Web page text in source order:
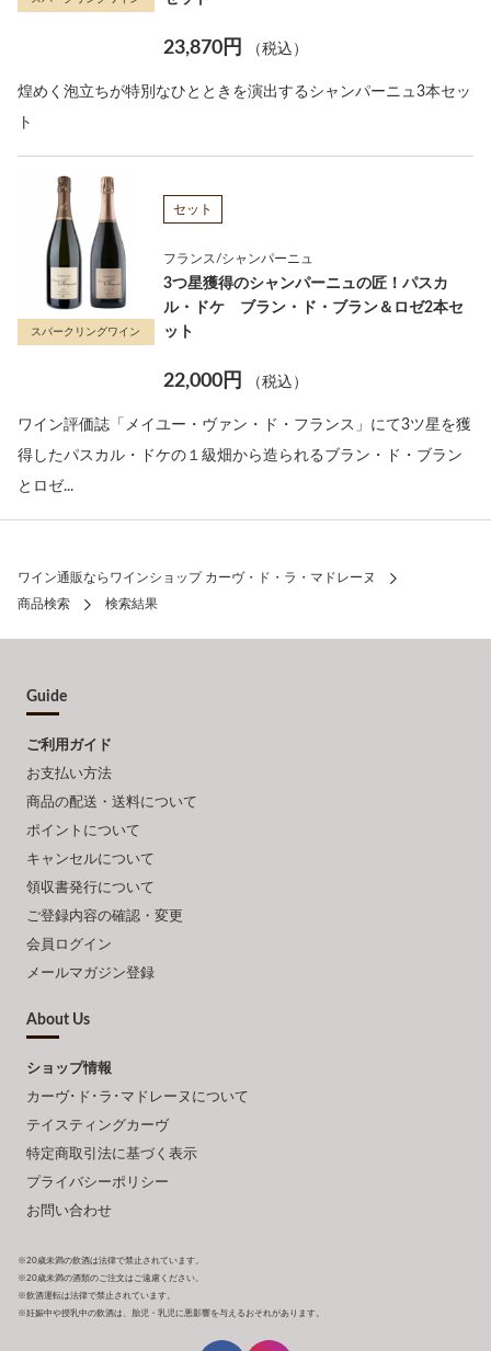
23,870円 （税込）
煌めく泡立ちが特別なひとときを演出するシャンパーニュ3本セッ
ト
スパークリングワイン
セット
フランス/シャンパーニュ
3つ星獲得のシャンパーニュの匠！パスカ
ル・ドケ ブラン・ド・ブラン＆ロゼ2本セ
ット
22,000円 （税込）
ワイン評価誌「メイユー・ヴァン・ド・フランス」にて3ツ星を獲
得したパスカル・ドケの１級畑から造られるブラン・ド・ブラン
とロゼ...
ワイン通販ならワインショップ カーヴ・ド・ラ・マドレーヌ
商品検索
検索結果
Guide
ご利用ガイド
お支払い方法
商品の配送・送料について
ポイントについて
キャンセルについて
領収書発行について
ご登録内容の確認・変更
会員ログイン
メールマガジン登録
About Us
ショップ情報
カーヴ･ド･ラ･マドレーヌについて
テイスティングカーヴ
特定商取引法に基づく表示
プライバシーポリシー
お問い合わせ
※20歳未満の飲酒は法律で禁止されています。
※20歳未満の酒類のご注文はご遠慮ください。
※飲酒運転は法律で禁止されています。
※妊娠中や授乳中の飲酒は、胎児・乳児に悪影響を与えるおそれがあります。